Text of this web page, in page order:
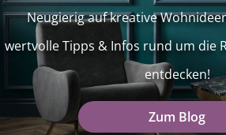
Neugierig auf kreative
wertvolle Tipps & Infos rund um die
entdecken!
Zum Blog